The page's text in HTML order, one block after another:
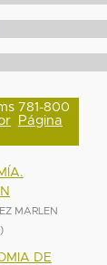
781-800
Página
MARLEN
)
DE